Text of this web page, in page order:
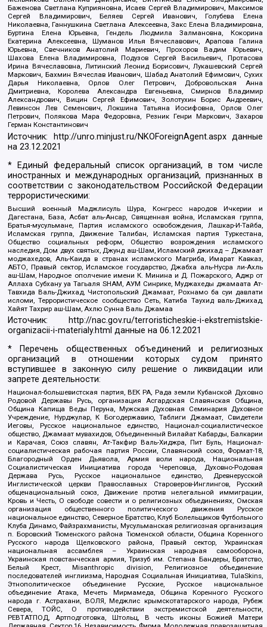
Баженова Светлана Куприяновна, Исаев Сергей Владимирович, Максимов
Сергей Владимирович, Беляев Сергей Иванович, Голубева Елена
Николаевна, Ганнушкина Светлана Алексеевна, Закс Елена Владимировна,
Буртина Елена Юрьевна, Гендель Людмила Залмановна, Кокорина
Екатерина Алексеевна, Шуманов Илья Вячеславович, Арапова Галина
Юрьевна, Свечников Анатолий Мариевич, Прохоров Вадим Юрьевич,
Шахова Елена Владимировна, Подузов Сергей Васильевич, Протасова
Ирина Вячеславовна, Литинский Леонид Борисович, Лукашевский Сергей
Маркович, Бахмин Вячеслав Иванович, Шабад Анатолий Ефимович, Сухих
Дарья Николаевна, Орлов Олег Петрович, Добровольская Анна
Дмитриевна, Королева Александра Евгеньевна, Смирнов Владимир
Александрович, Вицин Сергей Ефимович, Золотухин Борис Андреевич,
Левинсон Лев Семенович, Локшина Татьяна Иосифовна, Орлов Олег
Петрович, Полякова Мара Федоровна, Резник Генри Маркович, Захаров
Герман Константинович
Источник: http://unro.minjust.ru/NKOForeignAgent.aspxданные
на23.12.2021
* Единый федеральный список организаций, в том числе
иностранных и международных организаций, признанных в
соответствии с законодательством Российской Федерации
террористическими:
Высший военный Маджлисуль Шура, Конгресс народов Ичкерии и
Дагестана, База, Асбат аль-Ансар, Священная война, Исламская группа,
Братья-мусульмане, Партия исламского освобождения, Лашкар-И-Тайба,
Исламская группа, Движение Талибан, Исламская партия Туркестана,
Общество социальных реформ, Общество возрождения исламского
наследия, Дом двух святых, Джунд аш-Шам, Исламский джихад – Джамаат
моджахедов, Аль-Каида в странах исламского Магриба, Имарат Кавказ,
АБТО, Правый сектор, Исламское государство, Джабха аль-Нусра ли-Ахль
аш-Шам, Народное ополчение имени К. Минина и Д. Пожарского, Аджр от
Аллаха Субхану уа Тагьаля SHAM, АУМ Синрике, Муджахеды джамаата Ат-
Тавхида Валь-Джихад, Чистопольский Джамаат, Рохнамо ба суи давлати
исломи, Террористическое сообщество Сеть, Катиба Таухид валь-Джихад,
Хайят Тахрир аш-Шам, Ахлю Сунна Валь Джамаа
Источник:
http://nac.gov.ru/terroristicheskie-i-ekstremistskie-
organizacii-i-materialy.html данные на06.12.2021
* Перечень общественных объединений и религиозных
организаций в отношении которых судом принято
вступившее в законную силу решение о ликвидации или
запрете деятельности:
Национал-большевистская партия, ВЕК РА, Рада земли Кубанской Духовно
Родовой Державы Русь, организация Асгардская Славянская Община,
Община Капища Веды Перуна, Мужская Духовная Семинария Духовное
Учреждение, Нурджулар, К Богодержавию, Таблиги Джамаат, Свидетели
Иеговы, Русское национальное единство, Национал-социалистическое
общество, Джамаат мувахидов, Объединенный Вилайат Кабарды, Балкарии
и Карачая, Союз славян, Ат-Такфир Валь-Хиджра, Пит Буль, Национал-
социалистическая рабочая партия России, Славянский союз, Формат-18,
Благородный Орден Дьявола, Армия воли народа, Национальная
Социалистическая Инициатива города Череповца, Духовно-Родовая
Держава Русь, Русское национальное единство, Древнерусской
Инглистической церкви Православных Староверов-Инглингов, Русский
общенациональный союз, Движение против нелегальной иммиграции,
Кровь и Честь, О свободе совести и о религиозных объединениях, Омская
организация общественного политического движения Русское
национальное единство, Северное Братство, Клуб Болельщиков Футбольного
Клуба Динамо, Файзрахманисты, Мусульманская религиозная организация
п. Боровский Тюменского района Тюменской области, Община Коренного
Русского народа Щелковского района, Правый сектор, Украинская
национальная ассамблея – Украинская народная самооборона,
Украинская повстанческая армия, Тризуб им. Степана Бандеры, Братство,
Белый Крест, Misanthropic division, Религиозное объединение
последователей инглиизма, Народная Социальная Инициатива, TulaSkins,
Этнополитическое объединение Русские, Русское национальное
объединение Атака, Мечеть Мирмамеда, Община Коренного Русского
народа г. Астрахани, ВОЛЯ, Меджлис крымскотатарского народа, Рубеж
Севера, ТОЙС, О противодействии экстремистской деятельности,
РЕВТАТПОД, Артподготовка, Штольц, В честь иконы Божией Матери